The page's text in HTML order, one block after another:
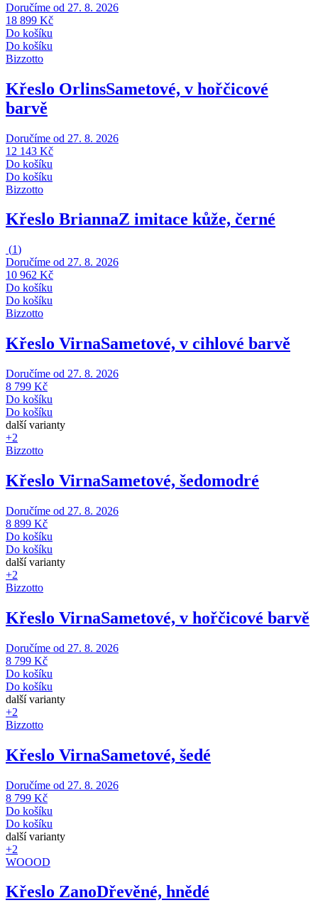
Doručíme od 27. 8. 2026
18 899 Kč
Do košíku
Do košíku
Bizzotto
Křeslo OrlinsSametové, v hořčicové
barvě
Doručíme od 27. 8. 2026
12 143 Kč
Do košíku
Do košíku
Bizzotto
Křeslo BriannaZ imitace kůže, černé
(1)
Doručíme od 27. 8. 2026
10 962 Kč
Do košíku
Do košíku
Bizzotto
Křeslo VirnaSametové, v cihlové barvě
Doručíme od 27. 8. 2026
8 799 Kč
Do košíku
Do košíku
další varianty
+2
Bizzotto
Křeslo VirnaSametové, šedomodré
Doručíme od 27. 8. 2026
8 899 Kč
Do košíku
Do košíku
další varianty
+2
Bizzotto
Křeslo VirnaSametové, v hořčicové barvě
Doručíme od 27. 8. 2026
8 799 Kč
Do košíku
Do košíku
další varianty
+2
Bizzotto
Křeslo VirnaSametové, šedé
Doručíme od 27. 8. 2026
8 799 Kč
Do košíku
Do košíku
další varianty
+2
WOOOD
Křeslo ZanoDřevěné, hnědé